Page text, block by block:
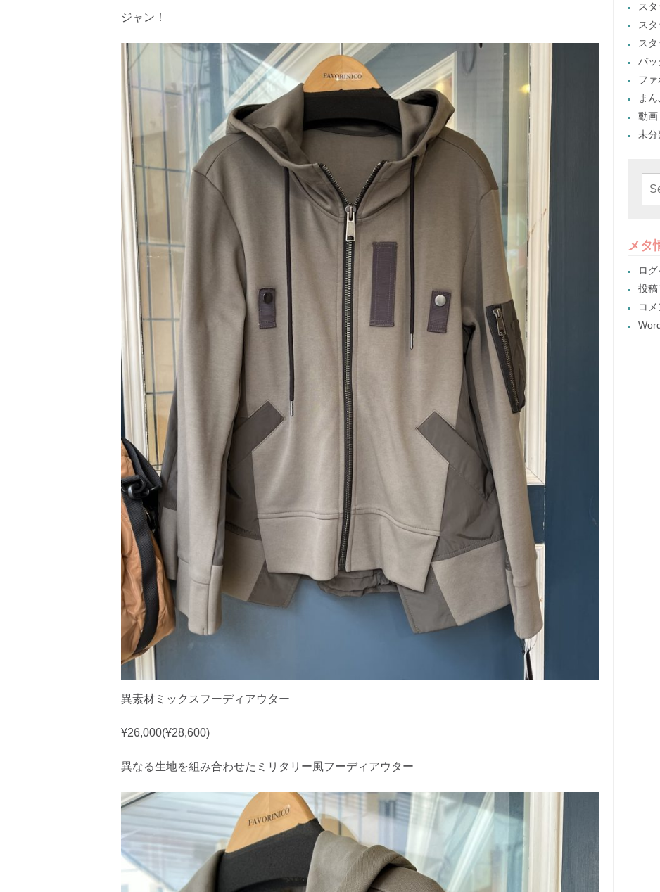
ジャン！
異素材ミックスフーディアウター
¥26,000(¥28,600)
異なる生地を組み合わせたミリタリー風フーディアウター
ス
ス
ス
バッ
フ
ま
動画
未分
メタ
ロ
投稿
コ